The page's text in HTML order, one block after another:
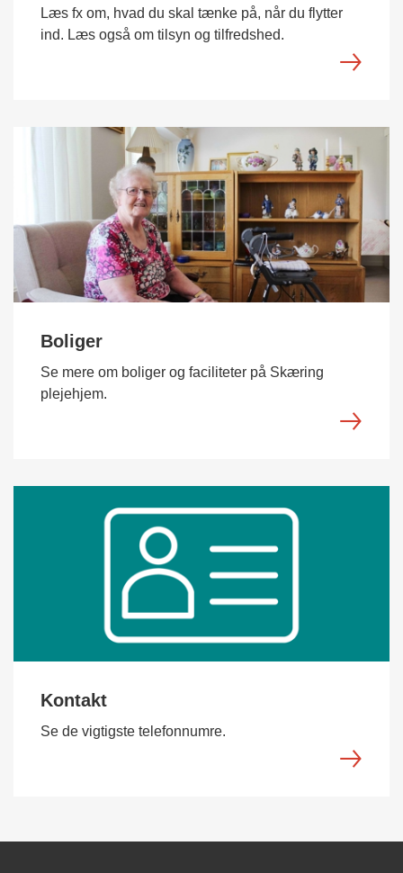
Læs fx om, hvad du skal tænke på, når du flytter
ind. Læs også om tilsyn og tilfredshed.
Boliger
Se mere om boliger og faciliteter på Skæring
plejehjem.
Kontakt
Se de vigtigste telefonnumre.